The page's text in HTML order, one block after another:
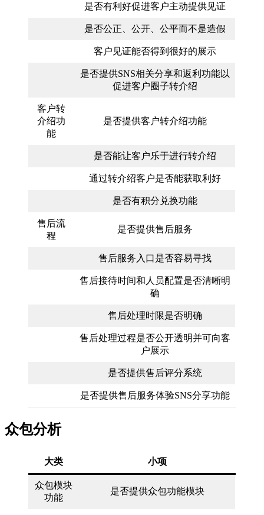
是否有利好促进客户主动提供见证
是否公正、公开、公平而不是造假
客户见证能否得到很好的展示
是否提供SNS相关分享和返利功能以
促进客户圈子转介绍
客户转
介绍功
能
是否提供客户转介绍功能
是否能让客户乐于进行转介绍
通过转介绍客户是否能获取利好
是否有积分兑换功能
售后流
程
是否提供售后服务
售后服务入口是否容易寻找
售后接待时间和人员配置是否清晰明
确
售后处理时限是否明确
售后处理过程是否公开透明并可向客
户展示
是否提供售后评分系统
是否提供售后服务体验SNS分享功能
众包分析
大类 小项
众包模块
功能
是否提供众包功能模块